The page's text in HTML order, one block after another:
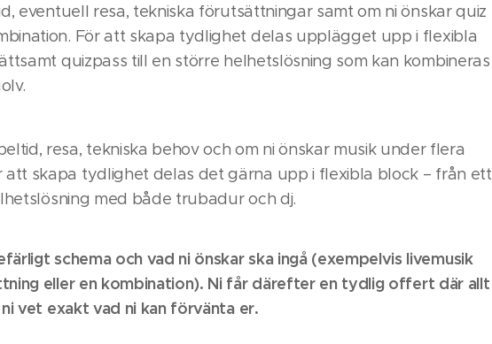
eventuell resa, tekniska förutsättningar samt om ni önskar quiz
För att skapa tydlighet delas upplägget upp i flexibla
quizpass till en större helhetslösning som kan kombineras
resa, tekniska behov och om ni önskar musik under flera
att skapa tydlighet delas det gärna upp i flexibla block – från ett
med både trubadur och dj.
schema och vad ni önskar ska ingå (exempelvis livemusik
eller en kombination). Ni får därefter en tydlig offert där allt
vet exakt vad ni kan förvänta er.